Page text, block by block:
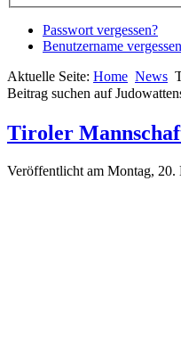
Passwort vergessen?
Benutzername
Aktuelle Seite: Home News
Beitrag suchen auf
Tiroler
Veröffentlicht am Montag, 20.